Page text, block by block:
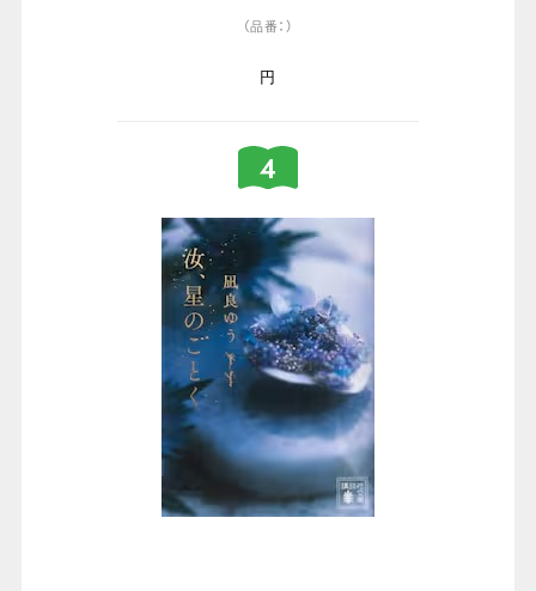
（品番：）
円